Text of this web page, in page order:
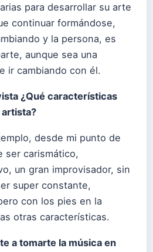
para desarrollar su arte
continuar formándose,
y la persona, es
aunque sea una
ir cambiando con él.
¿Qué características
desde mi punto de
ser carismático,
un gran improvisador, sin
super constante,
con los pies en la
otras características.
a tomarte la música en